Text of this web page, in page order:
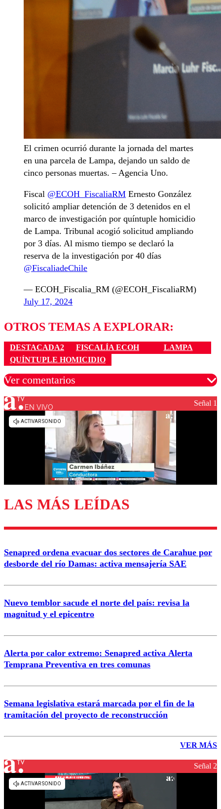
El crimen ocurrió durante la jornada del martes
en una parcela de Lampa, dejando un saldo de
cinco personas muertas. – Agencia Uno.
Fiscal @ECOH_FiscaliaRM Ernesto González
solicitó ampliar detención de 3 detenidos en el
marco de investigación por quíntuple homicidio
de Lampa. Tribunal acogió solicitud ampliando
por 3 días. Al mismo tiempo se declaró la
reserva de la investigación por 40 días
@FiscaliadeChile
— ECOH_Fiscalia_RM (@ECOH_FiscaliaRM)
July 17, 2024
OTROS TEMAS A EXPLORAR:
DESTACADA2 FISCALÍA ECOH
LAMPA
QUÍNTUPLE HOMICIDIO
Ver comentarios
Los comentarios son moderados para garantizar un
diálogo respetuoso.
Enviar comentario
EN VIVO Señal 1
LAS MÁS LEÍDAS
Senapred ordena evacuar dos sectores de Carahue por
desborde del río Damas: activa mensajería SAE
Nuevo temblor sacude el norte del país: revisa la
magnitud y el epicentro
Alerta por calor extremo: Senapred activa Alerta
Temprana Preventiva en tres comunas
Semana legislativa estará marcada por el fin de la
tramitación del proyecto de reconstrucción
VER MÁS
Señal 2